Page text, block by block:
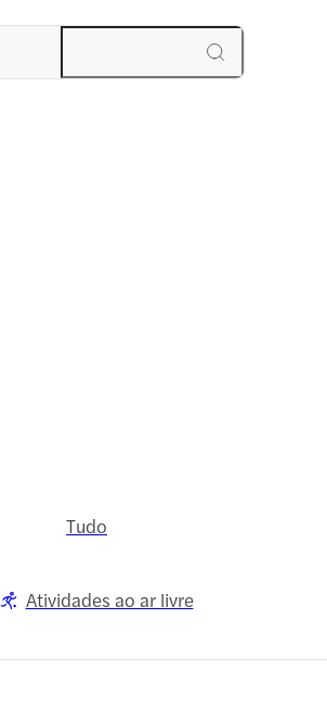
Tudo
Atividades ao ar livre